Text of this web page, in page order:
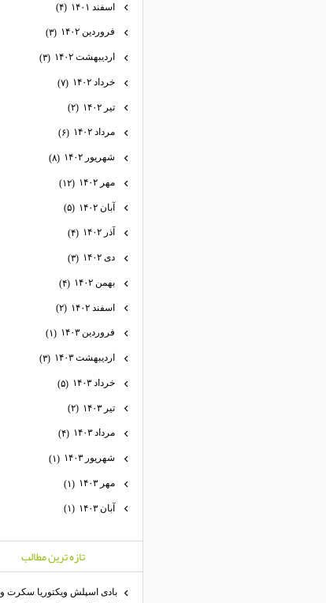
اسفند ۱۴۰۱ (۴)
فروردین ۱۴۰۲ (۳)
اردیبهشت ۱۴۰۲ (۳)
خرداد ۱۴۰۲ (۷)
تیر ۱۴۰۲ (۲)
مرداد ۱۴۰۲ (۶)
شهریور ۱۴۰۲ (۸)
مهر ۱۴۰۲ (۱۲)
آبان ۱۴۰۲ (۵)
آذر ۱۴۰۲ (۴)
دی ۱۴۰۲ (۳)
بهمن ۱۴۰۲ (۴)
اسفند ۱۴۰۲ (۲)
فروردین ۱۴۰۳ (۱)
اردیبهشت ۱۴۰۳ (۳)
خرداد ۱۴۰۳ (۵)
تیر ۱۴۰۳ (۲)
مرداد ۱۴۰۳ (۴)
شهریور ۱۴۰۳ (۱)
مهر ۱۴۰۳ (۱)
آبان ۱۴۰۳ (۱)
تازه ترين مطالب
بادی اسپلش ویکتوریا سکرت و